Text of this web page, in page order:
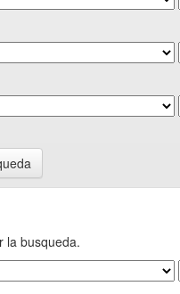
la busqueda.